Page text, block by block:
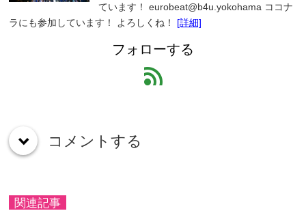
ています！ eurobeat@b4u.yokohama ココナ
ラにも参加しています！ よろしくね！ [詳細]
フォローする
feed
down コメントする
関連記事